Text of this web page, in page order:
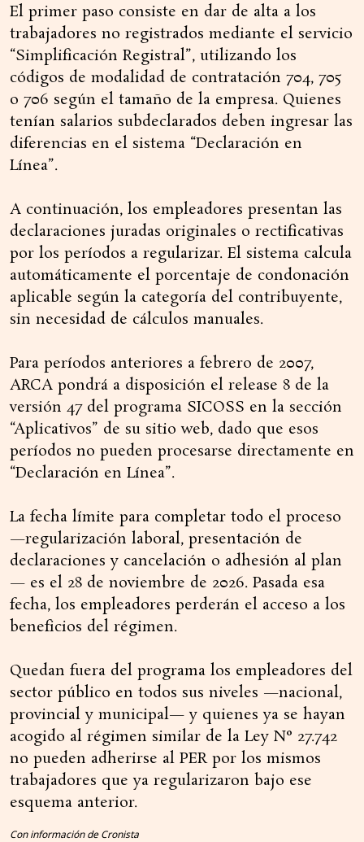
El primer paso consiste en dar de alta a los
trabajadores no registrados mediante el servicio
“Simplificación Registral”, utilizando los
códigos de modalidad de contratación 704, 705
o 706 según el tamaño de la empresa. Quienes
tenían salarios subdeclarados deben ingresar las
diferencias en el sistema “Declaración en
Línea”.
A continuación, los empleadores presentan las
declaraciones juradas originales o rectificativas
por los períodos a regularizar. El sistema calcula
automáticamente el porcentaje de condonación
aplicable según la categoría del contribuyente,
sin necesidad de cálculos manuales.
Para períodos anteriores a febrero de 2007,
ARCA pondrá a disposición el release 8 de la
versión 47 del programa SICOSS en la sección
“Aplicativos” de su sitio web, dado que esos
períodos no pueden procesarse directamente en
“Declaración en Línea”.
La fecha límite para completar todo el proceso
—regularización laboral, presentación de
declaraciones y cancelación o adhesión al plan
— es el 28 de noviembre de 2026. Pasada esa
fecha, los empleadores perderán el acceso a los
beneficios del régimen.
Quedan fuera del programa los empleadores del
sector público en todos sus niveles —nacional,
provincial y municipal— y quienes ya se hayan
acogido al régimen similar de la Ley N° 27.742
no pueden adherirse al PER por los mismos
trabajadores que ya regularizaron bajo ese
esquema anterior.
Con información de Cronista